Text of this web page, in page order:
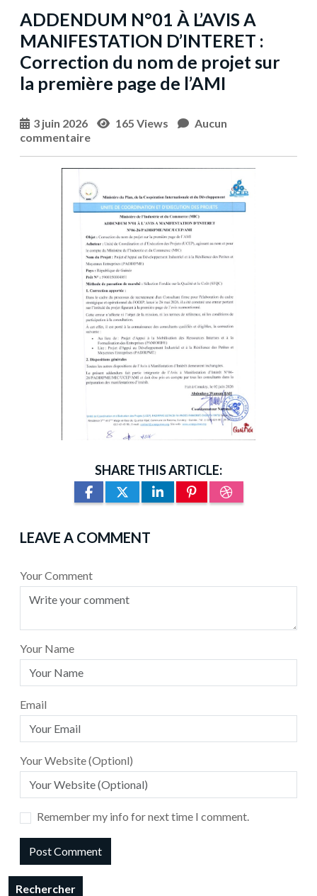
ADDENDUM N°01 À L’AVIS A
MANIFESTATION D’INTERET :
Correction du nom de projet sur
la première page de l’AMI
3 juin 2026 165 Views
Aucun
commentaire
SHARE THIS ARTICLE:
LEAVE A COMMENT
Your Comment
Your Name
Email
Your Website (Optionl)
Remember my info for next time I comment.
Rechercher